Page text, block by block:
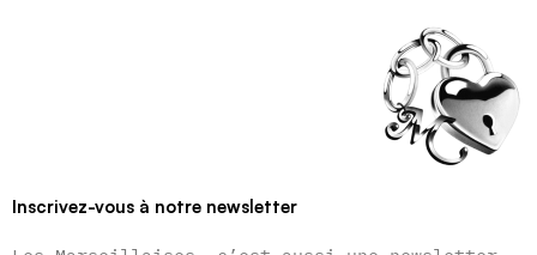
Inscrivez-vous à notre newsletter